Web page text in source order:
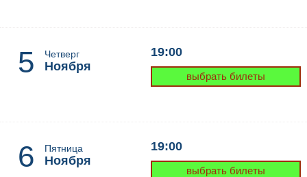
5 Четверг
Ноября
19:00
выбрать билеты
6 Пятница
Ноября
19:00
выбрать билеты